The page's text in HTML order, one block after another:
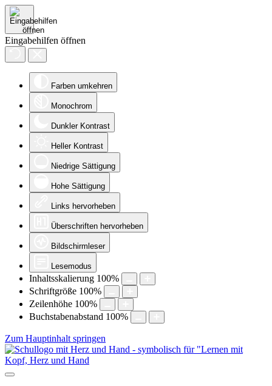
Eingabehilfen öffnen
Farben umkehren
Monochrom
Dunkler Kontrast
Heller Kontrast
Niedrige Sättigung
Hohe Sättigung
Links hervorheben
Überschriften hervorheben
Bildschirmleser
Lesemodus
Inhaltsskalierung 100%
Schriftgröße 100%
Zeilenhöhe 100%
Buchstabenabstand 100%
Zum Hauptinhalt springen